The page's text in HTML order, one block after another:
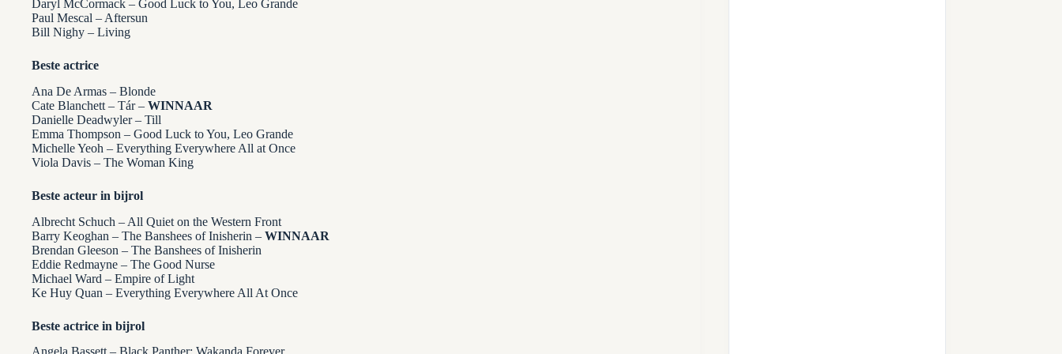
Daryl McCormack – Good Luck to You, Leo Grande
Paul Mescal – Aftersun
Bill Nighy – Living
Beste actrice
Ana De Armas – Blonde
Cate Blanchett – Tár – WINNAAR
Danielle Deadwyler – Till
Emma Thompson – Good Luck to You, Leo Grande
Michelle Yeoh – Everything Everywhere All at Once
Viola Davis – The Woman King
Beste acteur in bijrol
Albrecht Schuch – All Quiet on the Western Front
Barry Keoghan – The Banshees of Inisherin – WINNAAR
Brendan Gleeson – The Banshees of Inisherin
Eddie Redmayne – The Good Nurse
Michael Ward – Empire of Light
Ke Huy Quan – Everything Everywhere All At Once
Beste actrice in bijrol